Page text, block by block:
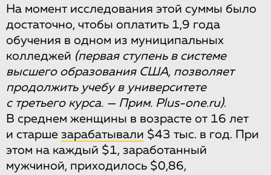
На момент исследования этой суммы было
достаточно, чтобы оплатить 1,9 года
обучения в одном из муниципальных
колледжей (первая ступень в системе
высшего образования США, позволяет
продолжить учебу в университете
с третьего курса. — Прим. Plus-one.ru).
В среднем женщины в возрасте от 16 лет
и старше зарабатывали $43 тыс. в год. При
этом на каждый $1, заработанный
мужчиной, приходилось $0,86,